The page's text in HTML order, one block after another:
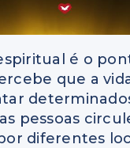
é o
que a
pessoas
diferentes